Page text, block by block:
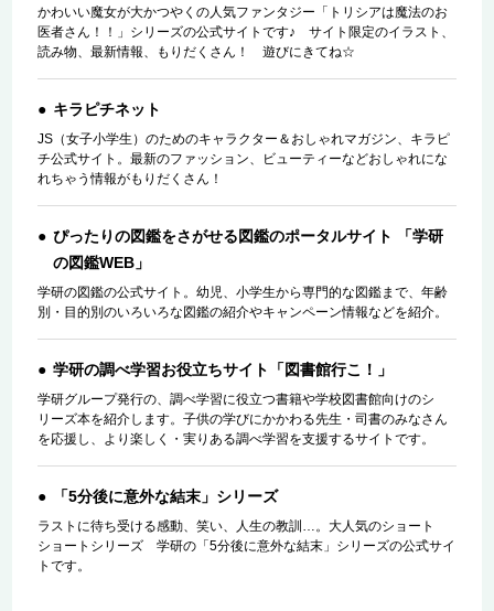
かわいい魔女が大かつやくの人気ファンタジー「トリシアは魔法のお
医者さん！！」シリーズの公式サイトです♪ サイト限定のイラスト、
読み物、最新情報、もりだくさん！ 遊びにきてね☆
キラピチネット
JS（女子小学生）のためのキャラクター＆おしゃれマガジン、キラピ
チ公式サイト。最新のファッション、ビューティーなどおしゃれにな
れちゃう情報がもりだくさん！
ぴったりの図鑑をさがせる図鑑のポータルサイト 「学研
の図鑑WEB」
学研の図鑑の公式サイト。幼児、小学生から専門的な図鑑まで、年齢
別・目的別のいろいろな図鑑の紹介やキャンペーン情報などを紹介。
学研の調べ学習お役立ちサイト「図書館行こ！」
学研グループ発行の、調べ学習に役立つ書籍や学校図書館向けのシ
リーズ本を紹介します。子供の学びにかかわる先生・司書のみなさん
を応援し、より楽しく・実りある調べ学習を支援するサイトです。
「5分後に意外な結末」シリーズ
ラストに待ち受ける感動、笑い、人生の教訓…。大人気のショート
ショートシリーズ 学研の「5分後に意外な結末」シリーズの公式サイ
トです。